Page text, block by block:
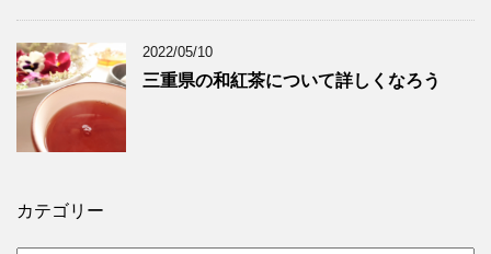
2022/05/10
三重県の和紅茶について詳しくなろう
カテゴリー